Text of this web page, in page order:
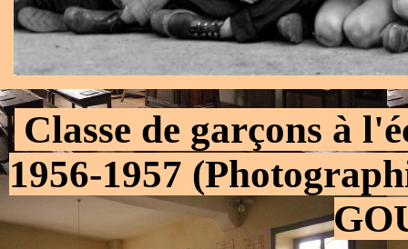
. Classe de garçons à
1956-1957